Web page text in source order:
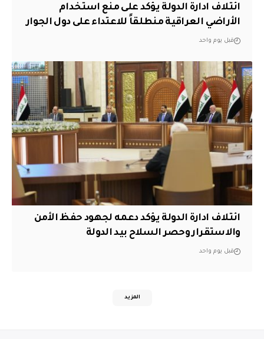
ائتلاف ادارة الدولة يؤكد على منع استخدام
الأراضي العراقية منطلقاً للاعتداء على دول الجوار
قبل يوم واحد
ائتلاف ادارة الدولة يؤكد دعمه لجهود حفظ الأمن
والاستقرار وحصر السلاح بيد الدولة
قبل يوم واحد
المزيد